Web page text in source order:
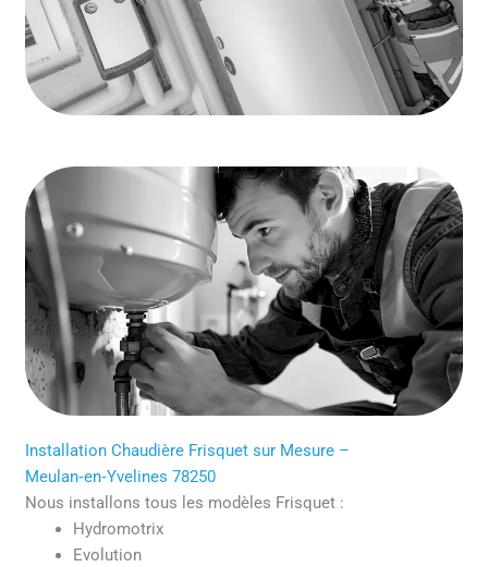
Installation Chaudière Frisquet sur Mesure –
Meulan‑en‑Yvelines 78250
Nous installons tous les modèles Frisquet :
Hydromotrix
Evolution